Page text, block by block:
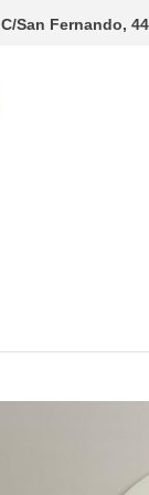
C/San Fernando, 44